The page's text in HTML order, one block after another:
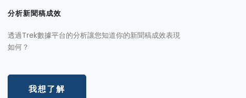
分析新聞稿成效
透過Trek數據平台的分析讓您知道你的新聞稿成效表現
如何？
我想了解